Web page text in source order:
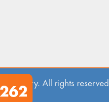
Jewelry. All rights reserved.